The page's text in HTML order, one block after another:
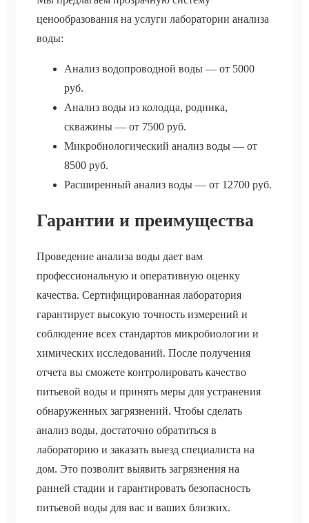
ценообразования на услуги лаборатории анализа
воды:
Анализ водопроводной воды — от 5000
руб.
Анализ воды из колодца, родника,
скважины — от 7500 руб.
Микробиологический анализ воды — от
8500 руб.
Расширенный анализ воды — от 12700 руб.
Гарантии и преимущества
Проведение анализа воды дает вам
профессиональную и оперативную оценку
качества. Сертифицированная лаборатория
гарантирует высокую точность измерений и
соблюдение всех стандартов микробиологии и
химических исследований. После получения
отчета вы сможете контролировать качество
питьевой воды и принять меры для устранения
обнаруженных загрязнений. Чтобы сделать
анализ воды, достаточно обратиться в
лабораторию и заказать выезд специалиста на
дом. Это позволит выявить загрязнения на
ранней стадии и гарантировать безопасность
питьевой воды для вас и ваших близких.